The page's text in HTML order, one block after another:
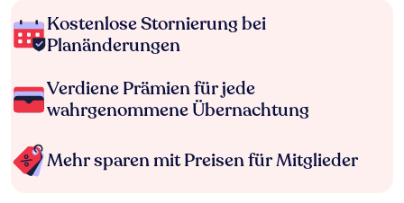
Kostenlose Stornierung bei
Planänderungen
Verdiene Prämien für jede
wahrgenommene Übernachtung
Mehr sparen mit Preisen für Mitglieder